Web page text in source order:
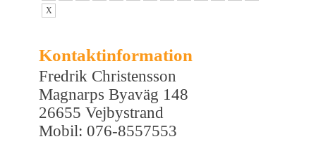
X
Kontaktinformation
Fredrik Christensson
Magnarps Byaväg 148
26655 Vejbystrand
Mobil: 076-8557553